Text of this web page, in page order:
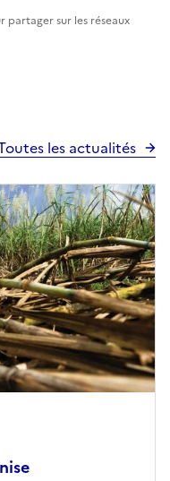
partager sur les réseaux
les actualités